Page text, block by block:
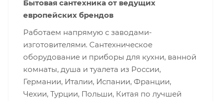
Бытовая сантехника от ведущих
европейских брендов
Работаем напрямую с заводами-
изготовителями. Сантехническое
оборудование и приборы для кухни, ванной
комнаты, душа и туалета из России,
Германии, Италии, Испании, Франции,
Чехии, Турции, Польши, Китая по лучшей